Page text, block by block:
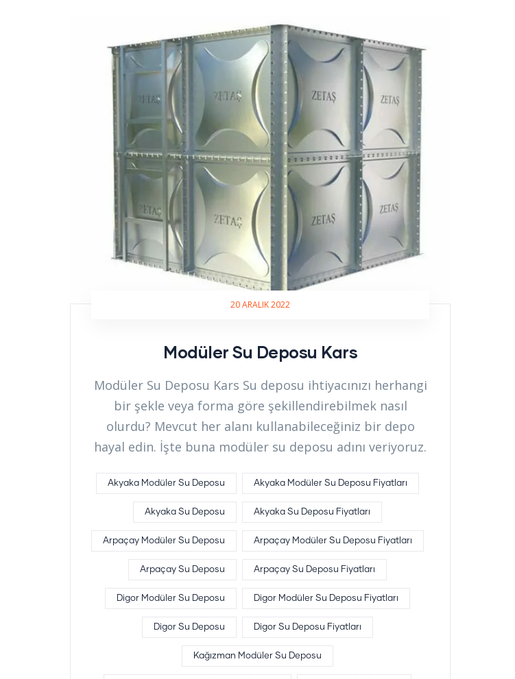
20 ARALIK 2022
Modüler Su Deposu Kars
Modüler Su Deposu Kars Su deposu ihtiyacınızı herhangi
bir şekle veya forma göre şekillendirebilmek nasıl
olurdu? Mevcut her alanı kullanabileceğiniz bir depo
hayal edin. İşte buna modüler su deposu adını veriyoruz.
Akyaka Modüler Su Deposu Akyaka Modüler Su Deposu Fiyatları
Akyaka Su Deposu Akyaka Su Deposu Fiyatları
Arpaçay Modüler Su Deposu Arpaçay Modüler Su Deposu Fiyatları
Arpaçay Su Deposu Arpaçay Su Deposu Fiyatları
Digor Modüler Su Deposu Digor Modüler Su Deposu Fiyatları
Digor Su Deposu Digor Su Deposu Fiyatları
Kağızman Modüler Su Deposu